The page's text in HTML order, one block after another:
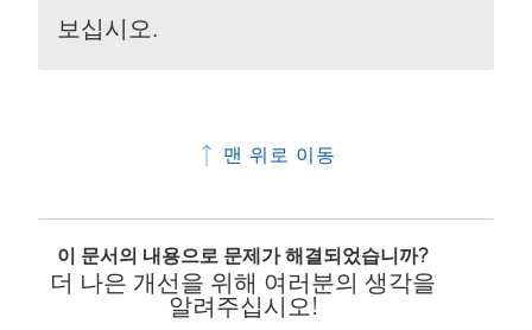
보십시오.
맨 위로 이동
이 문서의 내용으로 문제가 해결되었습니까?
더 나은 개선을 위해 여러분의 생각을
알려주십시오!